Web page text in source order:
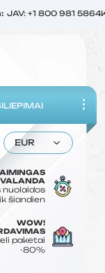
JAV: +1 800 981 5864
EUR
VALANDA
nuolaidos
šiandien
WOW!
paketai
-80%